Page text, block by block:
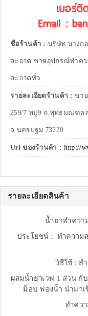
เบอร์ติ
Email :
ชื่อร้านค้า : บริษัท บางก
สะอาด ขายอุปกรณ์ทำค
สะอาดทั่ว
รายละเอียดร้านค้า :ขา
259/7 หมู่9 ถ.พุทธมณฑล
จ.นครปฐม 73220
Url ของร้านค้า : http://
รายละเอียดสินค้า
น้ำยาทำคว
ประโยชน์ : ทำความ
วิธีใช้ : ส
ผสมน้ำยาเวฟ 1 ส่วน กั
ม็อบ ฟองน้ำ นำมา
ทำคว